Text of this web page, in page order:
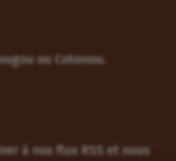
ou Cotonou.
à nos flux RSS et nous